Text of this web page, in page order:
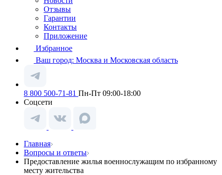
Отзывы
Гарантии
Контакты
Приложение
Избранное
Ваш город: Москва и Московская область
8 800 500-71-81 Пн-Пт 09:00-18:00
Соцсети
Главная
Вопросы и ответы
Предоставление жилья военнослужащим по избранному
месту жительства